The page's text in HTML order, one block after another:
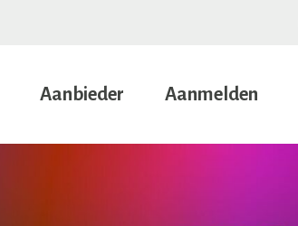
Aanbieder Aanmelden